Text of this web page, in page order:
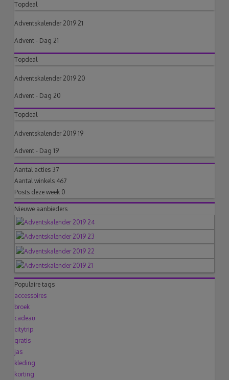
Topdeal
Adventskalender 2019 21
Advent - Dag 21
Topdeal
Adventskalender 2019 20
Advent - Dag 20
Topdeal
Adventskalender 2019 19
Advent - Dag 19
Aantal acties 37
Aantal winkels 467
Posts deze week 0
Nieuwe aanbieders
Populaire tags
accessoires
broek
cadeau
citytrip
gratis
jas
kleding
korting